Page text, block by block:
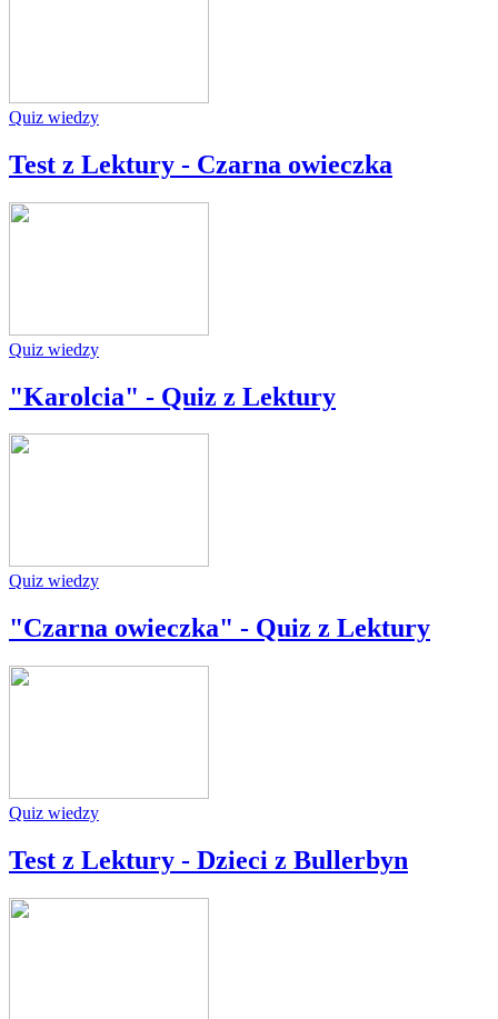
Quiz wiedzy
Test z Lektury - Czarna owieczka
Quiz wiedzy
"Karolcia" - Quiz z Lektury
Quiz wiedzy
"Czarna owieczka" - Quiz z Lektury
Quiz wiedzy
Test z Lektury - Dzieci z Bullerbyn